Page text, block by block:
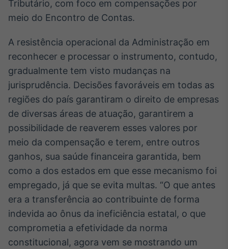
BroadFast
Em breve
Investimentos
Em breve
Tokenização
Tributário, com foco em compensações por
meio do Encontro de Contas.
A resistência operacional da Administração em
reconhecer e processar o instrumento, contudo,
gradualmente tem visto mudanças na
jurisprudência. Decisões favoráveis em todas as
regiões do país garantiram o direito de empresas
de diversas áreas de atuação, garantirem a
possibilidade de reaverem esses valores por
meio da compensação e terem, entre outros
ganhos, sua saúde financeira garantida, bem
como a dos estados em que esse mecanismo foi
empregado, já que se evita multas. “O que antes
era a transferência ao contribuinte de forma
indevida ao ônus da ineficiência estatal, o que
comprometia a efetividade da norma
constitucional, agora vem se mostrando um